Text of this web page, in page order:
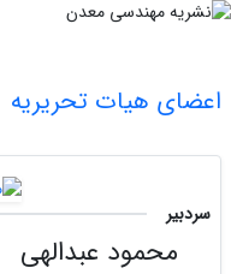
اعضای هیات تحریریه
سردبیر
محمود عبدالهی